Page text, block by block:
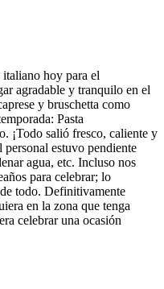
italiano hoy para el
agradable y tranquilo en el
y bruschetta como
Pasta
¡Todo salió fresco, caliente y
estuvo pendiente
agua, etc. Incluso nos
para celebrar; lo
todo. Definitivamente
en la zona que tenga
celebrar una ocasión